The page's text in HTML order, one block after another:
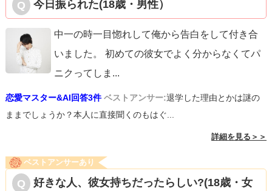
今日振られた(18歳・男性）
中一の時一目惚れして俺から告白をして付き合
いました。 初めての彼女でよく分からなくてパ
ニクってしま ...
恋愛マスター&AI回答3件 ベストアンサー:退学した理由とかは謎の
ままでしょうか？本人に直接聞くのもはぐ...
詳細を見る＞＞
ベストアンサーあり
好きな人、彼女持ちだったらしい?(18歳・女